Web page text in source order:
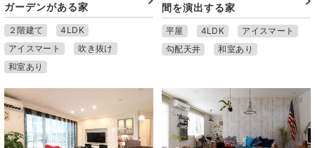
ガーデンがある家
２階建て
4LDK
アイスマート
吹き抜け
和室あり
間を演出する家
平屋 4LDK
アイスマート
勾配天井
和室あり